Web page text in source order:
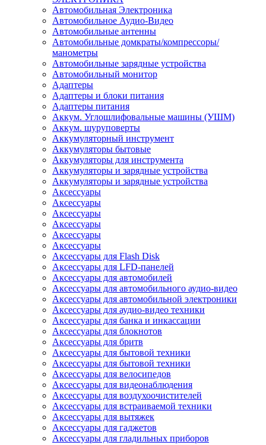
Автомобильная Электроника
Автомобильное Аудио-Видео
Автомобильные антенны
Автомобильные домкраты/компрессоры/
манометры
Автомобильные зарядные устройства
Автомобильный монитор
Адаптеры
Адаптеры и блоки питания
Адаптеры питания
Аккум. Углошлифовальные машины (УШМ)
Аккум. шуруповерты
Аккумуляторный инструмент
Аккумуляторы бытовые
Аккумуляторы для инструмента
Аккумуляторы и зарядные устройства
Аккумуляторы и зарядные устройства
Аксессуары
Аксессуары
Аксессуары
Аксессуары
Аксессуары
Аксессуары
Аксессуары для Flash Disk
Аксессуары для LFD-панелей
Аксессуары для автомобилей
Аксессуары для автомобильного аудио-видео
Аксессуары для автомобильной электроники
Аксессуары для аудио-видео техники
Аксессуары для банка и инкассации
Аксессуары для блокнотов
Аксессуары для бритв
Аксессуары для бытовой техники
Аксессуары для бытовой техники
Аксессуары для велосипедов
Аксессуары для видеонаблюдения
Аксессуары для воздухоочистителей
Аксессуары для встраиваемой техники
Аксессуары для вытяжек
Аксессуары для гаджетов
Аксессуары для гладильных приборов